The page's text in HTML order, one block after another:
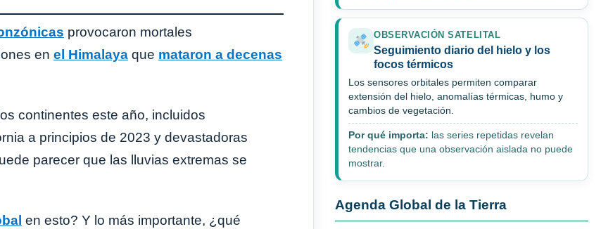
provocaron mortales
en el Himalayaque mataron a decenas
continentes este año, incluidos
a principios de 2023 y devastadoras
parecer que las lluvias extremas se
en esto? Y lo más importante, ¿qué
OBSERVACIÓN SATELITAL
Seguimiento diario del hielo y los
focos térmicos
Los sensores orbitales permiten comparar
extensión del hielo, anomalías térmicas, humo y
cambios de vegetación.
Por qué importa: las series repetidas revelan
tendencias que una observación aislada no puede
mostrar.
Agenda Global de la Tierra